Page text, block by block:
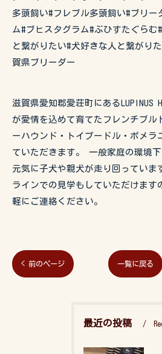
多頭飼い#フレブル多頭飼い#ブリー
ム#ブヒスタグラム#ぶひすたぐらむ
と繋がりたい#犬好きな人と繋がり
賀県ブリーダー
滋賀県愛知郡愛荘町にあるLUPINUS
が愛情を込めて育てたフレンチブル
ーハウンド・トイプードル・ポメラ
ていただきます。 一般家庭の環境
元気に子犬や親犬が走り回っていま
ラインでの見学もしていただけます
軽にご連絡ください。
< 前のページ 一覧に戻る
最近の投稿